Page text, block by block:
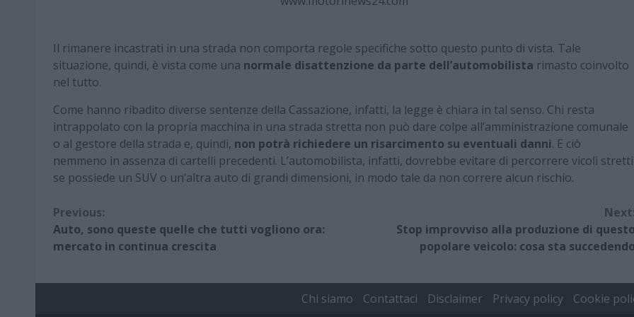
Il rimanere incastrati in una strada non comporta regole specifiche sotto questo punto di vista. Tale
situazione, quindi, è vista come una normale disattenzione da parte dell’automobilista rimasto coinvolto
nel tutto.
Come hanno ribadito diverse sentenze della Cassazione, infatti, la legge è chiara in tal senso. Chi resta
intrappolato con la propria macchina in una strada stretta non può dare colpe all’amministrazione comunale
o al gestore della strada e, quindi, non potrà richiedere un risarcimento su eventuali danni. E ciò
nemmeno in assenza di cartelli precedenti. L’automobilista, infatti, dovrebbe evitare di percorrere vicoli stretti
se possiede un SUV o un’altra auto di grandi dimensioni, in modo tale da non correre alcun rischio.
Continue
Reading
Previous:
Auto, sono queste quelle che tutti vogliono ora:
mercato in continua crescita
Next:
Stop improvviso alla produzione di questo
popolare veicolo: cosa sta succedendo
Chi siamo Contattaci Disclaimer Privacy policy Cookie